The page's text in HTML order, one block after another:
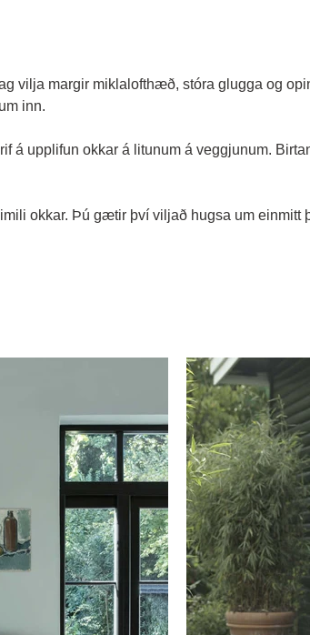
vilja margir miklalofthæð, stóra glugga og opin
inn.
á upplifun okkar á litunum á veggjunum.
okkar. Þú gætir því viljað hugsa um einmitt